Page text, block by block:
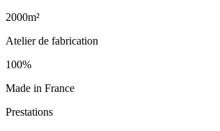
2000m²
Atelier de fabrication
100%
Made in France
Prestations